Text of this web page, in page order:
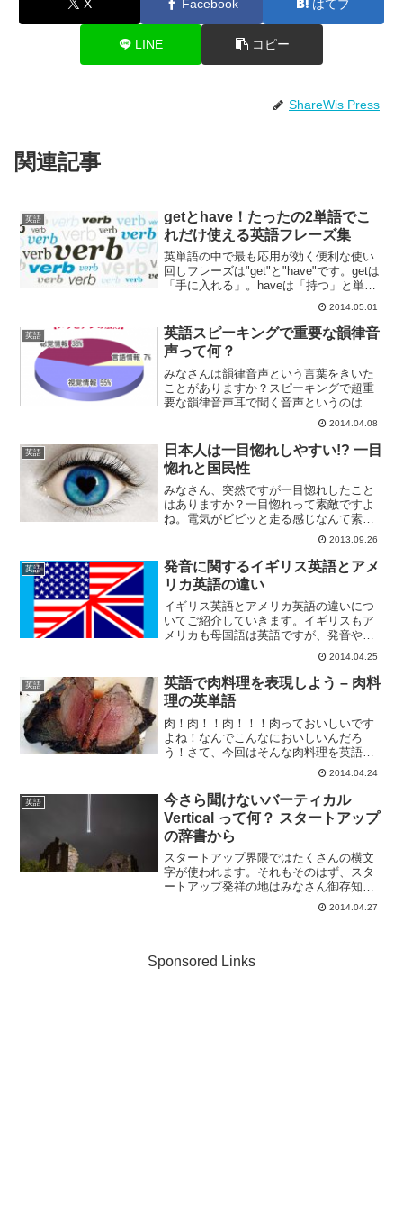
X Facebook はてブ
LINE コピー
ShareWis Press
関連記事
英語
getとhave！たったの2単語でこ
れだけ使える英語フレーズ集
英単語の中で最も応用が効く便利な使い
回しフレーズは"get"と"have"です。getは
「手に入れる」。haveは「持つ」と単純
に切り捨ててしまってはいけません。実
はこの２つは知ってるようで知らない便
利な用法がたくさんある動詞です。get
と...
2014.05.01
英語
英語スピーキングで重要な韻律音
声って何？
みなさんは韻律音声という言葉をきいた
ことがありますか？スピーキングで超重
要な韻律音声耳で聞く音声というのは分
節音声（segmental sounds）と呼ばれる
母音や子音の音と、アクセントや声の高
さ、早さといった個々の音だけではカバ
ーできな...
2014.04.08
英語
日本人は一目惚れしやすい!? 一目
惚れと国民性
みなさん、突然ですが一目惚れしたこと
はありますか？一目惚れって素敵ですよ
ね。電気がビビッと走る感じなんて素敵
すぎます！実はこの一目惚れ、国によっ
て「一目惚れしやすい度」が異なるそう
なんです！日本人男性は一目惚れしやす
い度、第3位！恋愛には億...
2013.09.26
英語
発音に関するイギリス英語とアメ
リカ英語の違い
イギリス英語とアメリカ英語の違いにつ
いてご紹介していきます。イギリスもア
メリカも母国語は英語ですが、発音や文
法、単語のスペルなど数多くの点で違い
があります。実は日本の義務教育で習う
英語のほとんどはアメリカ英語なんで
す。アメリカ英語のリスニン...
2014.04.25
英語
英語で肉料理を表現しよう – 肉料
理の英単語
肉！肉！！肉！！！肉っておいしいです
よね！なんでこんなにおいしいんだろ
う！さて、今回はそんな肉料理を英語で
表現するとどうなるか調べてみました。
1. ハンバーグ - humburgハンバーグの語
源知ってますか？ハンバーグの原型がド
イツのハンブ...
2014.04.24
英語
今さら聞けないバーティカル
Vertical って何？ スタートアップ
の辞書から
スタートアップ界隈ではたくさんの横文
字が使われます。それもそのはず、スタ
ートアップ発祥の地はみなさん御存知の
シリコンバレーですから、そこで生まれ
た言葉はもちろん英語です。そんな中分
2014.04.27
Sponsored Links